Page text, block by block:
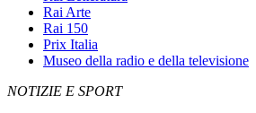
Rai Arte
Rai 150
Prix Italia
Museo della radio e della televisione
NOTIZIE E SPORT